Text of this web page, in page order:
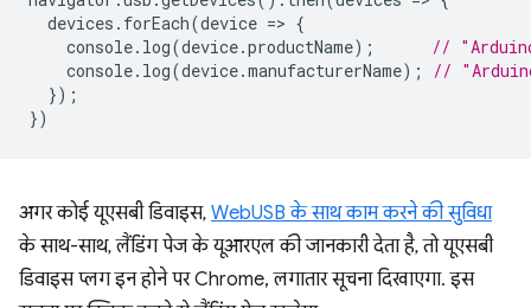
devices . forEach(device => {
console. log(device.productName);
//
console. log(device.manufacturerName);
//
});
})
अगर कोई यूएसबी डिवाइस, WebUSB के साथ काम करने की सुविधा
के साथ-साथ, लैंडिंग पेज के यूआरएल की जानकारी देता है, तो यूएसबी
डिवाइस प्लग इन होने पर Chrome, लगातार सूचना दिखाएगा. इस